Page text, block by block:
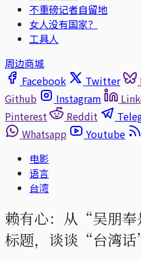
不重磅记者自留地
女人没有国家？
工具人
周边商城
Facebook
Twitter
Github
Instagram
Pinterest
Reddit
Whatsapp
Youtube
电影
语言
台湾
赖有心：从“吴朋奉
标题，谈谈“台湾话